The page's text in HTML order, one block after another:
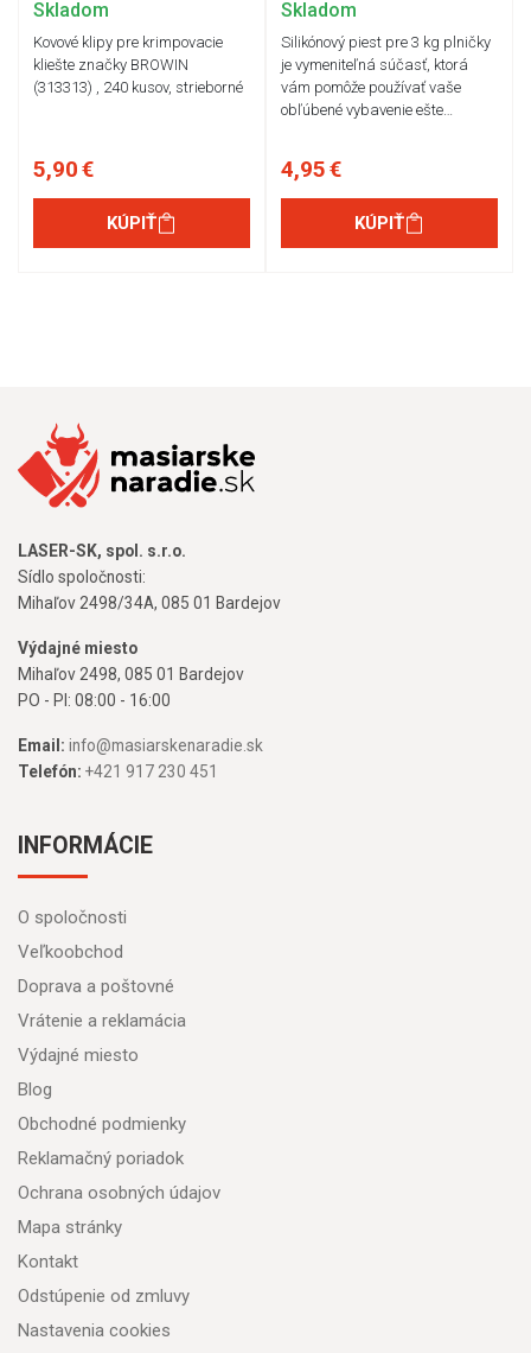
Skladom
Kovové klipy pre krimpovacie
kliešte značky BROWIN
(313313) , 240 kusov, strieborné
5,90 €
KÚPIŤ
Skladom
Silikónový piest pre 3 kg plničky
je vymeniteľná súčasť, ktorá
vám pomôže používať vaše
obľúbené vybavenie ešte…
4,95 €
KÚPIŤ
LASER-SK, spol. s.r.o.
Sídlo spoločnosti:
Mihaľov 2498/34A, 085 01 Bardejov
Výdajné miesto
Mihaľov 2498, 085 01 Bardejov
PO - PI: 08:00 - 16:00
Email: info@masiarskenaradie.sk
Telefón: +421 917 230 451
INFORMÁCIE
O spoločnosti
Veľkoobchod
Doprava a poštovné
Vrátenie a reklamácia
Výdajné miesto
Blog
Obchodné podmienky
Reklamačný poriadok
Ochrana osobných údajov
Mapa stránky
Kontakt
Odstúpenie od zmluvy
Nastavenia cookies